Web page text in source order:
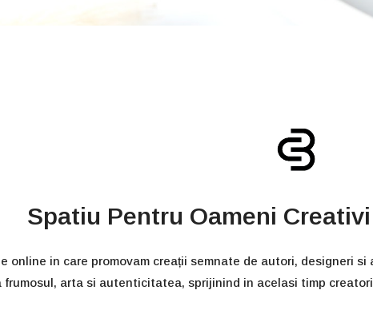
Spatiu Pentru Oameni
online in care promovam creații semnate de autori, designeri
frumosul, arta si autenticitatea, sprijinind in acelasi timp